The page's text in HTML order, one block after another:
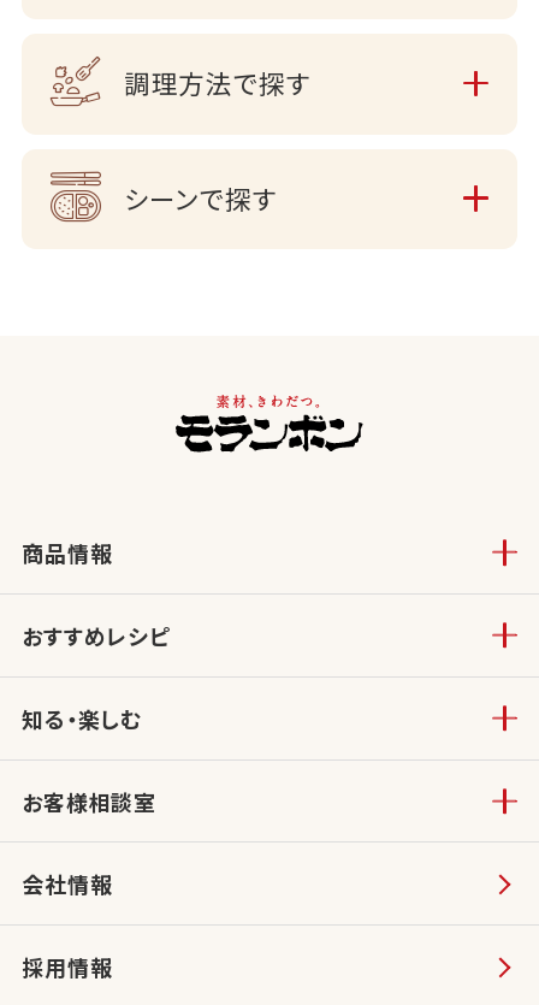
調理方法で探す
シーンで探す
商品情報
おすすめレシピ
知る・楽しむ
お客様相談室
会社情報
採用情報